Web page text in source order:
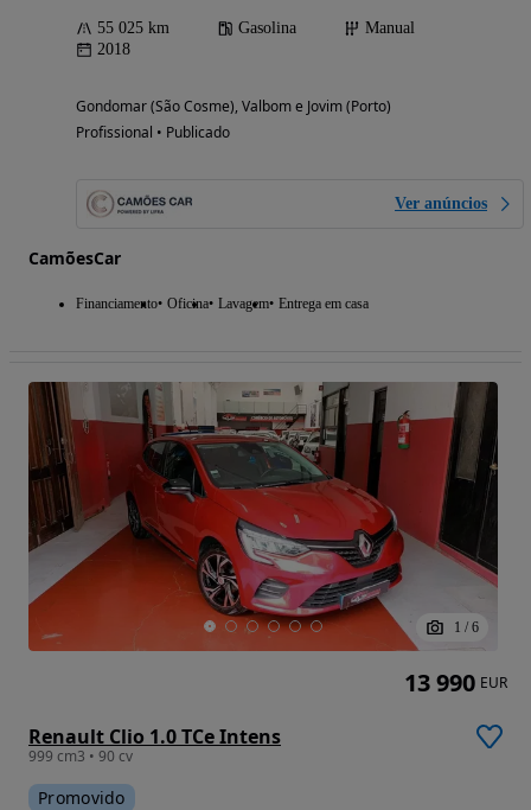
55 025 km Gasolina
Manual
2018
Gondomar (São Cosme), Valbom e Jovim (Porto)
Profissional • Publicado
Ver anúncios
CamõesCar
Financiamento Oficina Lavagem Entrega em casa
1 / 6
Renault Clio 1.0 TCe Intens
999 cm3 • 90 cv
Promovido
13 990 EUR